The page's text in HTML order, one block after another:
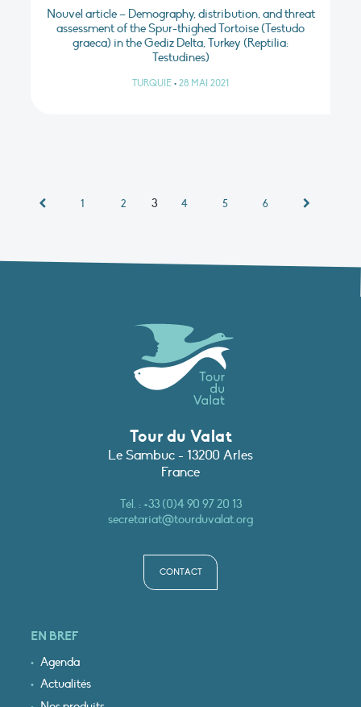
Nouvel article – Demography, distribution, and threat
assessment of the Spur-thighed Tortoise (Testudo
graeca) in the Gediz Delta, Turkey (Reptilia:
Testudines)
TURQUIE • 28 MAI 2021
1 2 3 4 5 6
Tour du Valat
Le Sambuc - 13200 Arles
France
Tél. :+33 (0)4 90 97 20 13
secretariat@tourduvalat.org
CONTACT
EN BREF
Agenda
Actualités